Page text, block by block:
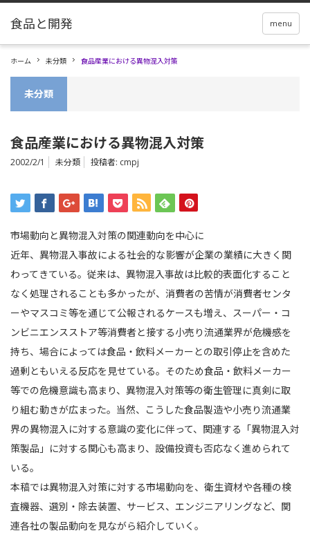
menu
ホーム 未分類 食品産業における異物混入対策
未分類
食品産業における異物混入対策
2002/2/1 未分類 投稿者: cmpj
市場動向と異物混入対策の関連動向を中心に
近年、異物混入事故による社会的な影響が企業の業績に大きく関
わってきている。従来は、異物混入事故は比較的表面化すること
なく処理されることも多かったが、消費者の苦情が消費者センタ
ーやマスコミ等を通じて公報されるケースも増え、スーパー・コ
ンビニエンスストア等消費者と接する小売り流通業界が危機感を
持ち、場合によっては食品・飲料メーカーとの取引停止を含めた
過剰ともいえる反応を見せている。そのため食品・飲料メーカー
等での危機意識も高まり、異物混入対策等の衛生管理に真剣に取
り組む動きが広まった。当然、こうした食品製造や小売り流通業
界の異物混入に対する意識の変化に伴って、関連する「異物混入対
策製品」に対する関心も高まり、設備投資も否応なく進められて
いる。
本稿では異物混入対策に対する市場動向を、衛生資材や各種の検
査機器、選別・除去装置、サービス、エンジニアリングなど、関
連各社の製品動向を見ながら紹介していく。